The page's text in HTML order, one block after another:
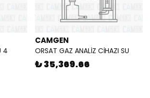
4
CAMGEN
ORSAT GAZ ANALİZ CİHAZI SU
₺ 35,369.66